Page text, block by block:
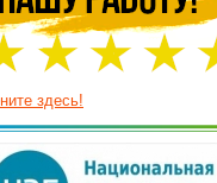
здесь!